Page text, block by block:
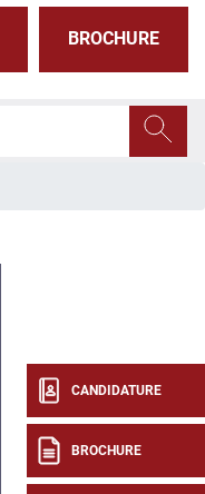
BROCHURE
CANDIDATURE
BROCHURE